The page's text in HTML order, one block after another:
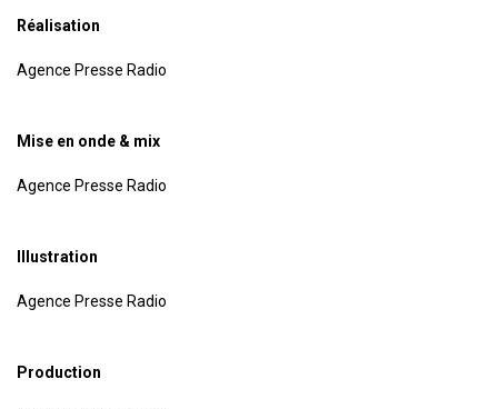
Réalisation
Agence Presse Radio
Mise en onde & mix
Agence Presse Radio
Illustration
Agence Presse Radio
Production